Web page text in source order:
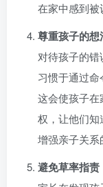
在家中感到被
尊重孩子的想
对待孩子的
习惯于通过命
这会使孩子
权，让他们知
增强亲子关系
避免草率指责